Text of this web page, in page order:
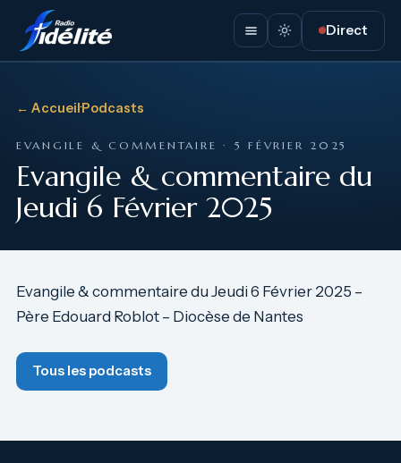
Direct
← Accueil·Podcasts
EVANGILE & COMMENTAIRE · 5 FÉVRIER 2025
Evangile & commentaire du
Jeudi 6 Février 2025
Evangile & commentaire du Jeudi 6 Février 2025 –
Père Edouard Roblot – Diocèse de Nantes
Tous les podcasts